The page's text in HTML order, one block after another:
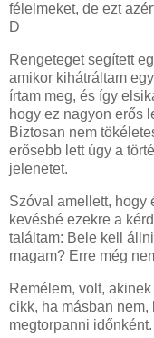
félelmeket, de ezt
D
Rengeteget segített
amikor kihátráltam
írtam meg, és így
hogy ez nagyon erős
Biztosan nem
erősebb lett úgy a
jelenetet.
Szóval amellett, hogy
kevésbé ezekre a
találtam: Bele kell
magam? Erre még
Remélem, volt,
cikk, ha másban
megtorpanni időnként.